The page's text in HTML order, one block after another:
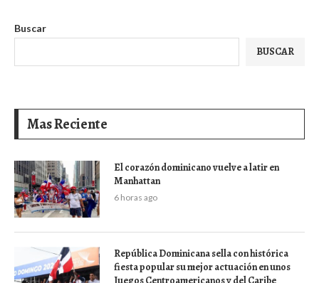
Buscar
BUSCAR
Mas Reciente
El corazón dominicano vuelve a latir en
Manhattan
6 horas ago
República Dominicana sella con histórica
fiesta popular su mejor actuación en unos